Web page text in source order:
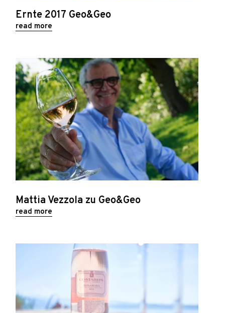
Ernte 2017 Geo&Geo
read more
Mattia Vezzola zu Geo&Geo
read more